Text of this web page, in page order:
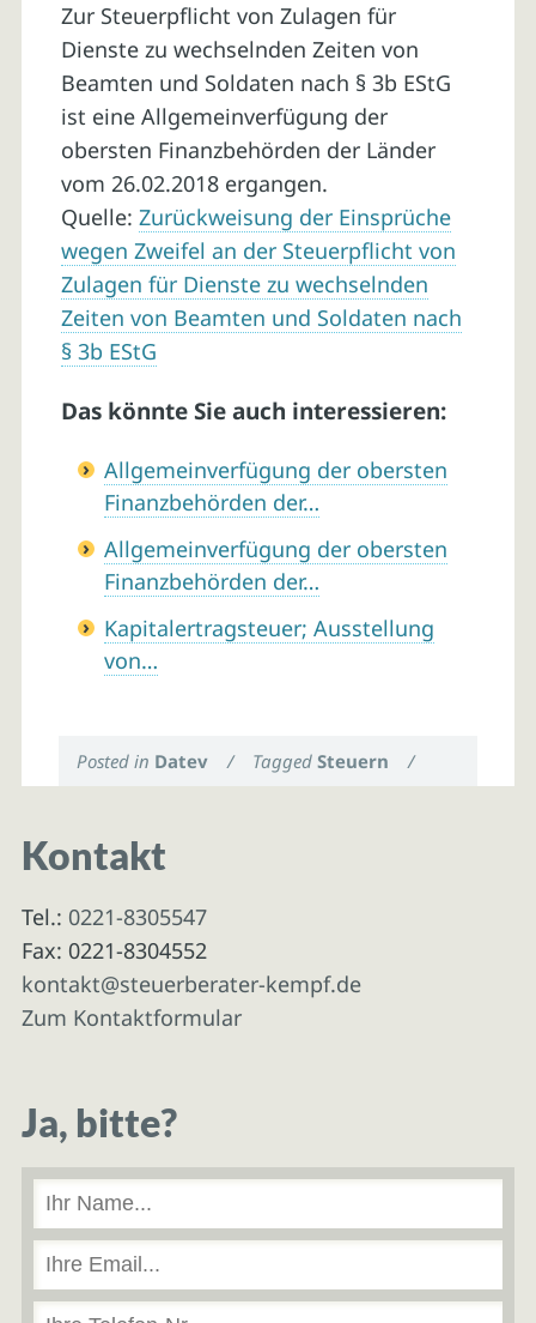
Zur Steuerpflicht von Zulagen für
Dienste zu wechselnden Zeiten von
Beamten und Soldaten nach § 3b EStG
ist eine Allgemeinverfügung der
obersten Finanzbehörden der Länder
vom 26.02.2018 ergangen.
Quelle: Zurückweisung der Einsprüche
wegen Zweifel an der Steuerpflicht von
Zulagen für Dienste zu wechselnden
Zeiten von Beamten und Soldaten nach
§ 3b EStG
Das könnte Sie auch interessieren:
Allgemeinverfügung der obersten
Finanzbehörden der…
Allgemeinverfügung der obersten
Finanzbehörden der…
Kapitalertragsteuer; Ausstellung
von…
Posted in Datev / TaggedSteuern /
Kontakt
Tel.: 0221-8305547
Fax: 0221-8304552
kontakt@steuerberater-kempf.de
Zum Kontaktformular
Ja, bitte?